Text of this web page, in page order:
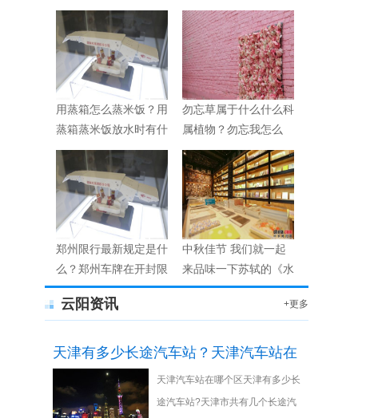
些？
不高？
用蒸箱怎么蒸米饭？用
蒸箱蒸米饭放水时有什
么技巧？
勿忘草属于什么什么科
属植物？勿忘我怎么
养？
郑州限行最新规定是什
么？郑州车牌在开封限
行吗？
中秋佳节 我们就一起
来品味一下苏轼的《水
调歌头》
云阳资讯 +更多
天津有多少长途汽车站？天津汽车站在
哪里？
天津汽车站在哪个区天津有多少长
途汽车站?天津市共有几个长途汽